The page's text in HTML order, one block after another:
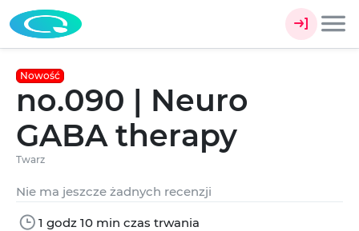
Nowość
no.090 | Neuro
GABA therapy
Twarz
Nie ma jeszcze żadnych recenzji
1 godz 10 min czas trwania